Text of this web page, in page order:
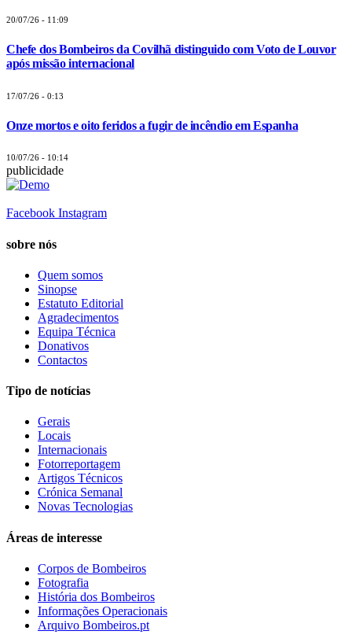
20/07/26 - 11:09
Chefe dos Bombeiros da Covilhã distinguido com Voto de Louvor
após missão internacional
17/07/26 - 0:13
Onze mortos e oito feridos a fugir de incêndio em Espanha
10/07/26 - 10:14
publicidade
Facebook Instagram
sobre nós
Quem somos
Sinopse
Estatuto Editorial
Agradecimentos
Equipa Técnica
Donativos
Contactos
Tipo de notícias
Gerais
Locais
Internacionais
Fotorreportagem
Artigos Técnicos
Crónica Semanal
Novas Tecnologias
Áreas de interesse
Corpos de Bombeiros
Fotografia
História dos Bombeiros
Informações Operacionais
Arquivo Bombeiros.pt